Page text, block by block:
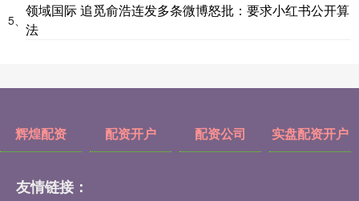
5、
领域国际 追觅俞浩连发多条微博怒批：要求小红书公开算
法
辉煌配资 配资开户 配资公司 实盘配资开户
友情链接：